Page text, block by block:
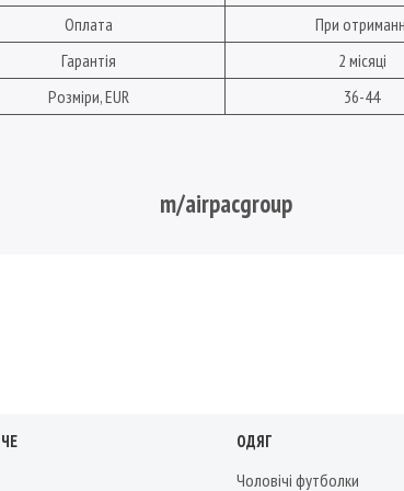
Оплата
При
Гарантія
2 місяці
Розміри, EUR
36-44
m/airpacgroup
ОДЯГ
Чоловічі футболки